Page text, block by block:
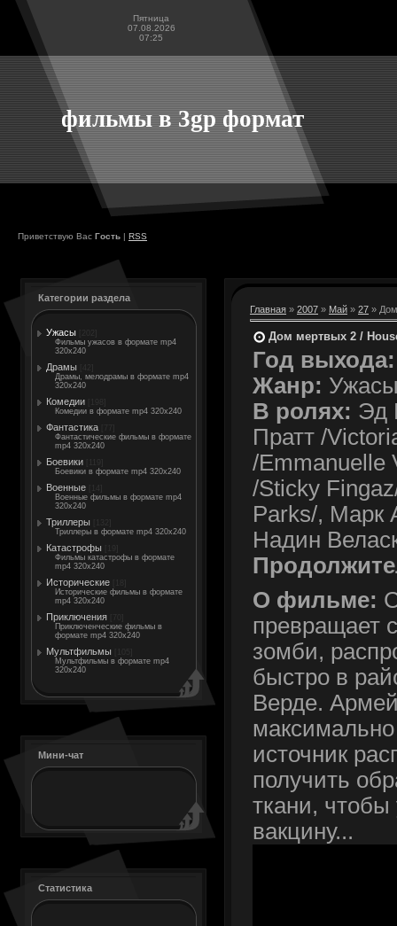
Пятница
07.08.2026
07:25
фильмы в 3gp формат
Приветствую Вас Гость | RSS
Категории раздела
Ужасы
Фильмы ужасов в формате mp4
320x240
Драмы
Драмы, мелодрамы в формате mp4
320x240
Комедии
Комедии в формате mp4 320x240
Фантастика
Фантастические фильмы в формате
mp4 320x240
Боевики
Боевики в формате mp4 320x240
Военные
Военные фильмы в формате mp4
320x240
Триллеры
Триллеры в формате mp4 320x240
Катастрофы
Фильмы катастрофы в формате
mp4 320x240
Исторические
Исторические фильмы в формате
mp4 320x240
Приключения
Приключенческие фильмы в
формате mp4 320x240
Мультфильмы
Мультфильмы в формате mp4
320x240
Мини-чат
Статистика
Главная » 2007 » Май » 27 »
Дом мертвых 2 /
Год выхода:
Жанр:
В ролях: Эд
Пратт /
/Emmanuelle
/Sticky
Parks/, Марк
Надин
О фильме:
превращает
зомби,
быстро в
Верде.
источник
получить
ткани, чтобы
вакцину...